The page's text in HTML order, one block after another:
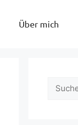
Über mich